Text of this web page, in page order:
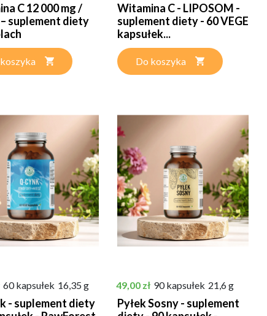
C 12 000 mg /
– suplement diety
Witamina C - LIPOSOM -
suplement diety - 60 VEGE
kapsułek...
Do koszyka
60 kapsułek 16,35 g
- suplement diety
Cena
49,00 zł 90 kapsułek 21,6 g
Pyłek Sosny - suplement